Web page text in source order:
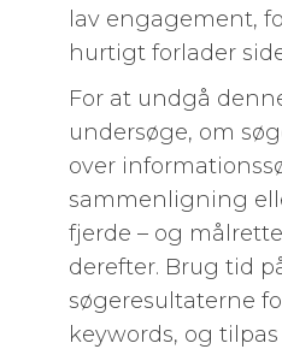
lav engagement,
hurtigt forlader
For at undgå
undersøge, om
over
sammenligning
fjerde – og
derefter. Brug tid
søgeresultaterne
keywords, og